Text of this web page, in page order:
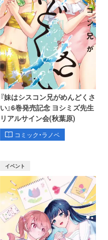
『妹はシスコン兄がめんどくさ
い』6巻発売記念 ヨシミズ先生
リアルサイン会(秋葉原)
コミック・ラノベ
イベント